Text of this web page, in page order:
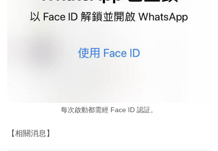
每次啟動都需經 Face ID 認証。
【相關消息】